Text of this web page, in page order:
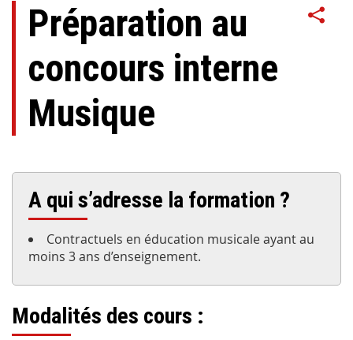
Préparation au
concours interne
Musique
A qui s’adresse la formation ?
Contractuels en éducation musicale ayant au
moins 3 ans d’enseignement.
Modalités des cours :